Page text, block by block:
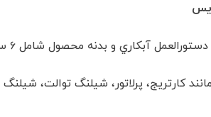
آبکاري و بدنه محصول شامل ۶ سال ضمانت است.
کارتریج، پرلاتور، شیلنگ توالت،